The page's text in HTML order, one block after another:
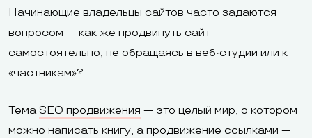
Начинающие владельцы сайтов часто задаются
вопросом — как же продвинуть сайт
самостоятельно, не обращаясь в веб-студии или к
«частникам»?
Тема SEO продвижения — это целый мир, о котором
можно написать книгу, а продвижение ссылками —